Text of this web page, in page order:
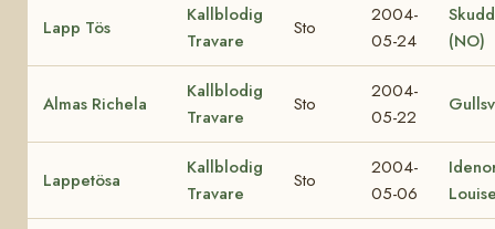
Lapp Tös
Kallblodig
Travare
Sto
2004-
05-24
(NO)
Almas Richela
Kallblodig
Travare
Sto
2004-
05-22
Lappetösa
Kallblodig
Travare
Sto
2004-
05-06